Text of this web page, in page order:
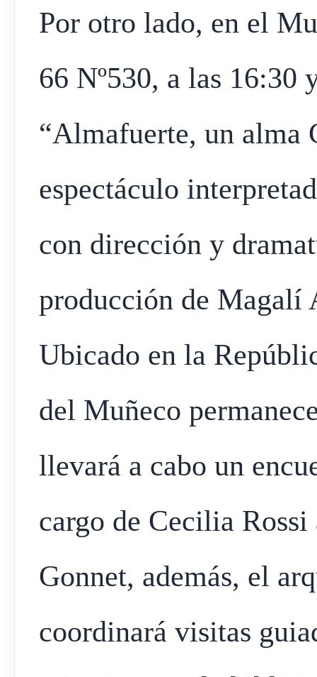
Por otro lado, en el
66 Nº530, a las 16:30
“Almafuerte, un alma
espectáculo
con dirección y
producción de Magalí
Ubicado en la
del Muñeco
llevará a cabo un
cargo de Cecilia
Gonnet, además, el
coordinará visitas